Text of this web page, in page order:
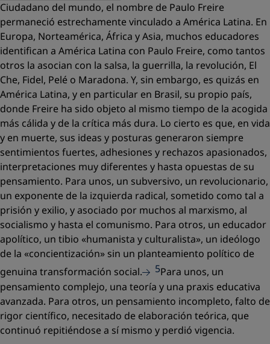
Ciudadano del mundo, el nombre de Paulo Freire
permaneció estrechamente vinculado a América Latina. En
Europa, Norteamérica, África y Asia, muchos educadores
identifican a América Latina con Paulo Freire, como tantos
otros la asocian con la salsa, la guerrilla, la revolución, El
Che, Fidel, Pelé o Maradona. Y, sin embargo, es quizás en
América Latina, y en particular en Brasil, su propio país,
donde Freire ha sido objeto al mismo tiempo de la acogida
más cálida y de la crítica más dura. Lo cierto es que, en vida
y en muerte, sus ideas y posturas generaron siempre
sentimientos fuertes, adhesiones y rechazos apasionados,
interpretaciones muy diferentes y hasta opuestas de su
pensamiento. Para unos, un subversivo, un revolucionario,
un exponente de la izquierda radical, sometido como tal a
prisión y exilio, y asociado por muchos al marxismo, al
socialismo y hasta el comunismo. Para otros, un educador
apolítico, un tibio «humanista y culturalista», un ideólogo
de la «concientización» sin un planteamiento político de
genuina transformación social.
5Para unos, un
pensamiento complejo, una teoría y una praxis educativa
avanzada. Para otros, un pensamiento incompleto, falto de
rigor científico, necesitado de elaboración teórica, que
continuó repitiéndose a sí mismo y perdió vigencia.